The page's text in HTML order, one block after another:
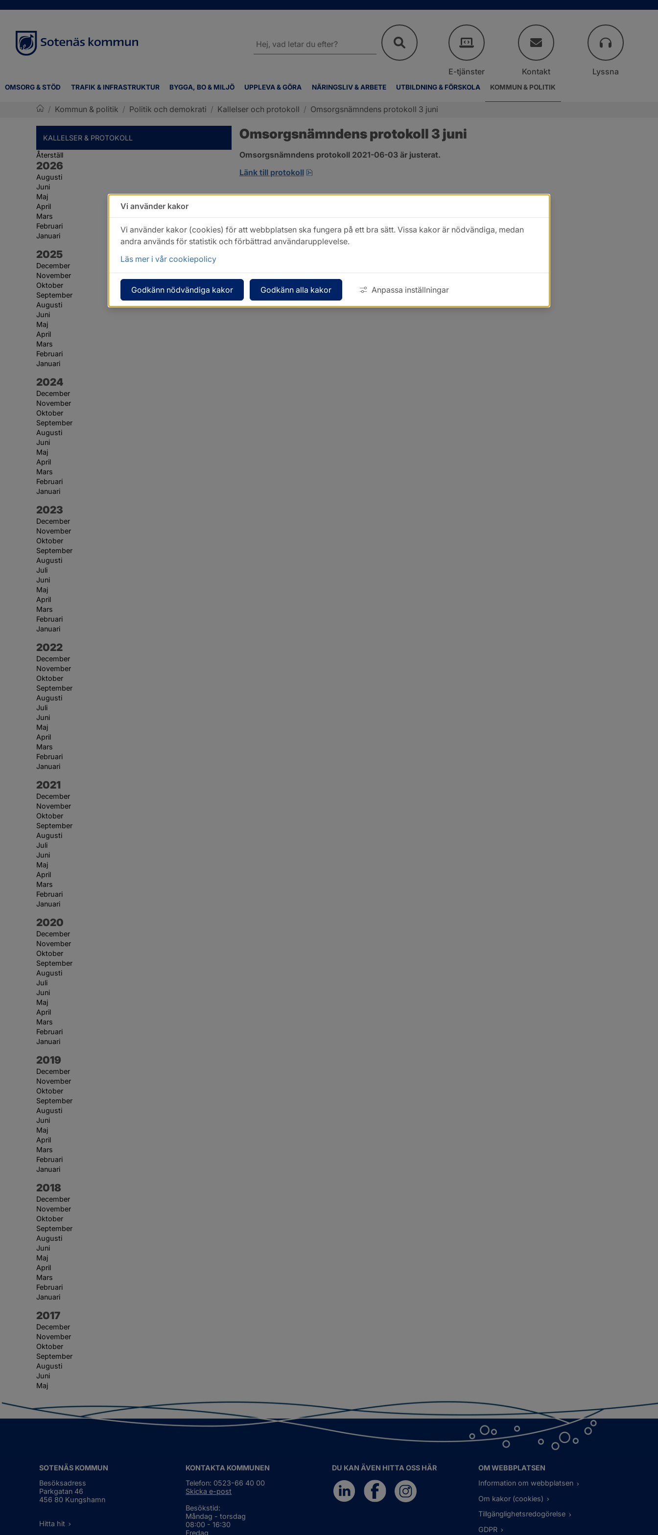
OMSORG & STÖD TRAFIK & INFRASTRUKTUR BYGGA, BO & MILJÖ UPPLEVA & GÖRA NÄRINGSLIV & ARBETE UTBILDNING & FÖRSKOLA KOMMUN & POLITIK
webbplatsen
E-tjänster Kontakt Lyssna
/ Kommun & politik / Politik och demokrati / Kallelser och protokoll / Omsorgsnämndens protokoll 3 juni
KALLELSER & PROTOKOLL
Återställ
År:
2026
Augusti
Juni
Maj
April
Mars
Februari
Januari
År:
2025
December
November
Oktober
September
Augusti
Juni
Maj
April
Mars
Februari
Januari
År:
2024
December
November
Oktober
September
Augusti
Juni
Maj
April
Mars
Februari
Januari
År:
2023
December
November
Oktober
September
Augusti
Juli
Juni
Maj
April
Mars
Februari
Januari
År:
2022
December
November
Oktober
September
Augusti
Juli
Juni
Maj
April
Mars
Februari
Januari
År:
2021
December
November
Oktober
September
Augusti
Juli
Juni
Maj
April
Mars
Februari
Januari
År:
2020
December
November
Oktober
September
Augusti
Juli
Juni
Maj
April
Mars
Februari
Januari
År:
2019
December
November
Oktober
September
Augusti
Juni
Maj
April
Mars
Februari
Januari
År:
2018
December
November
Oktober
September
Augusti
Juni
Maj
April
Mars
Februari
Januari
År:
2017
December
November
Oktober
September
Augusti
Juni
Maj
Omsorgsnämndens protokoll 3 juni
Omsorgsnämndens protokoll 2021-06-03 är justerat.
Länk till protokoll
pdf, 303.4 kB, öppnas i nytt fönster.
SOTENÄS KOMMUN
Besöksadress
Parkgatan 46
456 80 Kungshamn
Hitta hit
KONTAKTA KOMMUNEN
Telefon: 0523-66 40 00
Skicka e-post
Besökstid:
Måndag - torsdag
08:00 - 16:30
Fredag
DU KAN ÄVEN HITTA OSS HÄR
OM WEBBPLATSEN
Information om webbplatsen
Om kakor (cookies)
Tillgänglighetsredogörelse
GDPR
Vi använder kakor
Vi använder kakor (cookies) för att webbplatsen ska fungera på ett bra sätt. Vissa kakor är nödvändiga, medan
andra används för statistik och förbättrad användarupplevelse.
Läs mer i vår cookiepolicy
Godkänn nödvändiga kakor Godkänn alla kakor Anpassa inställningar